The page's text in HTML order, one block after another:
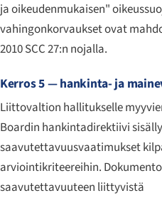
ja oikeudenmukaisen"
vahingonkorvaukset ovat
2010 SCC 27:n nojalla.
Kerros 5 — hankinta- ja
Liittovaltion hallitukselle
Boardin hankintadirektiivi
saavutettavuusvaatimukset
arviointikriteereihin.
saavutettavuuteen liittyvistä